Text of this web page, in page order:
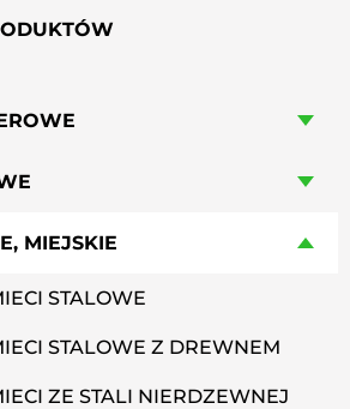
MIEJSKIE
STALOWE
STALOWE Z DREWNEM
ZE STALI NIERDZEWNEJ